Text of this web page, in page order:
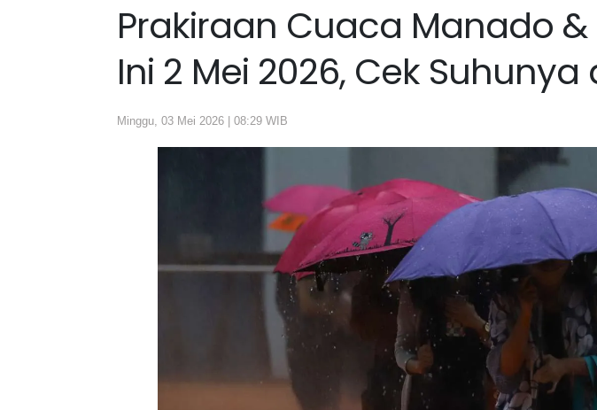
Prakiraan Cuaca Manado &
Ini 2 Mei 2026, Cek Suhunya
Minggu, 03 Mei 2026 | 08:29 WIB